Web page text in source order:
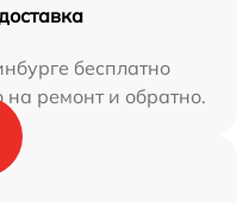
бесплатно
на ремонт и обратно.